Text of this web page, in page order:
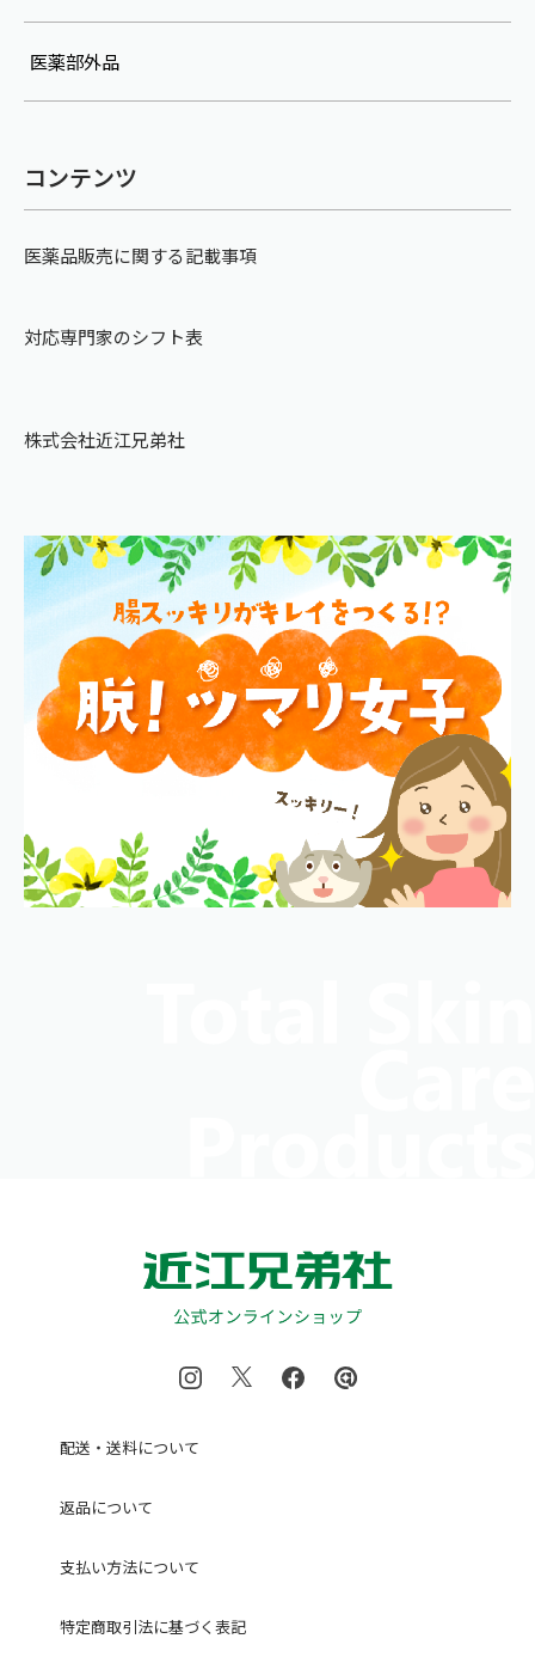
医薬部外品
コンテンツ
医薬品販売に関する記載事項
対応専門家のシフト表
株式会社近江兄弟社
配送・送料について
返品について
支払い方法について
特定商取引法に基づく表記